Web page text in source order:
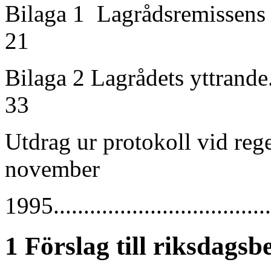
Bilaga 1
21
Bilaga 2 Lagrådets
33
Utdrag ur protokoll vid
november
1 Förslag till